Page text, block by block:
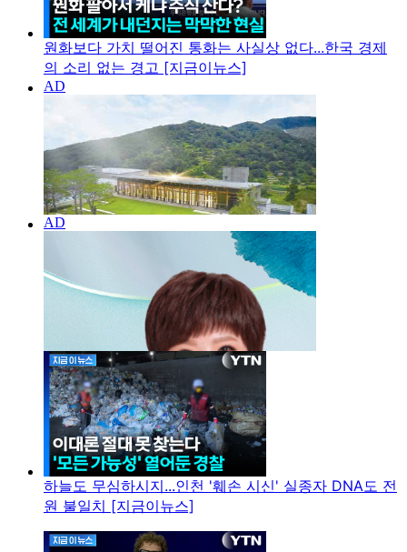
원화보다 가치 떨어진 통화는 사실상 없다...한국 경제
의 소리 없는 경고 [지금이뉴스]
하늘도 무심하시지...인천 '훼손 시신' 실종자 DNA도 전
원 불일치 [지금이뉴스]